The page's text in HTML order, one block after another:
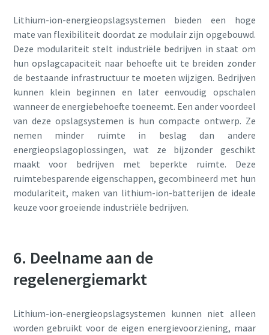
Lithium-ion-energieopslagsystemen bieden een hoge
mate van flexibiliteit doordat ze modulair zijn opgebouwd.
Deze modulariteit stelt industriële bedrijven in staat om
hun opslagcapaciteit naar behoefte uit te breiden zonder
de bestaande infrastructuur te moeten wijzigen. Bedrijven
kunnen klein beginnen en later eenvoudig opschalen
wanneer de energiebehoefte toeneemt. Een ander voordeel
van deze opslagsystemen is hun compacte ontwerp. Ze
nemen minder ruimte in beslag dan andere
energieopslagoplossingen, wat ze bijzonder geschikt
maakt voor bedrijven met beperkte ruimte. Deze
ruimtebesparende eigenschappen, gecombineerd met hun
modulariteit, maken van lithium-ion-batterijen de ideale
keuze voor groeiende industriële bedrijven.
6. Deelname aan de
regelenergiemarkt
Lithium-ion-energieopslagsystemen kunnen niet alleen
worden gebruikt voor de eigen energievoorziening, maar